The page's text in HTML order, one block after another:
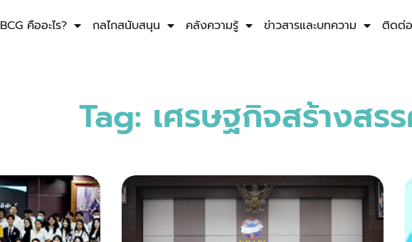
BCG คืออะไร? กลไกสนับสนุน คลังความรู้ ข่าวสารและบทความ ติดต่อ
Tag: เศรษฐกิจสร้างสร